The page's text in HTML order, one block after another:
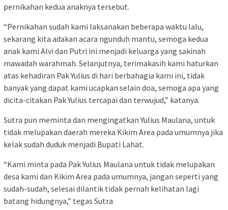
pernikahan kedua anaknya tersebut.
“Pernikahan sudah kami laksanakan beberapa waktu lalu,
sekarang kita adakan acara ngunduh mantu, semoga kedua
anak kami Alvi dan Putri ini menjadi keluarga yang sakinah
mawadah warahmah. Selanjutnya, terimakasih kami haturkan
atas kehadiran Pak Yulius di hari berbahagia kami ini, tidak
banyak yang dapat kami ucapkan selain doa, semoga apa yang
dicita-citakan Pak Yulius tercapai dan terwujud,” katanya.
Sutra pun meminta dan mengingatkan Yulius Maulana, untuk
tidak melupakan daerah mereka Kikim Area pada umumnya jika
kelak sudah duduk menjadi Bupati Lahat.
“Kami minta pada Pak Yulius Maulana untuk tidak melupakan
desa kami dan Kikim Area pada umumnya, jangan seperti yang
sudah-sudah, selesai dilantik tidak pernah kelihatan lagi
batang hidungnya,” tegas Sutra